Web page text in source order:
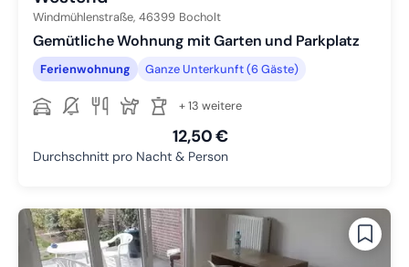
Windmühlenstraße, 46399 Bocholt
Gemütliche Wohnung mit Garten und Parkplatz
Ferienwohnung Ganze Unterkunft (6 Gäste)
+ 13 weitere
12,50 €
Durchschnitt pro Nacht & Person